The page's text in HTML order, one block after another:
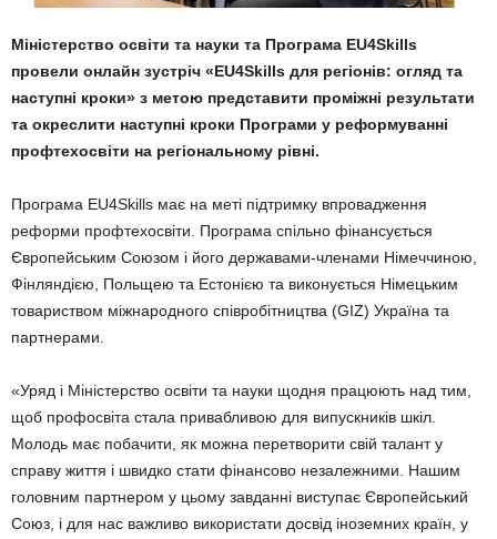
Міністерство освіти та науки та Програма EU4Skills
провели онлайн зустріч «EU4Skills для регіонів: огляд та
наступні кроки» з метою представити проміжні результати
та окреслити наступні кроки Програми у реформуванні
профтехосвіти на регіональному рівні.
Програма EU4Skills має на меті підтримку впровадження
реформи профтехосвіти. Програма спільно фінансується
Європейським Союзом і його державами-членами Німеччиною,
Фінляндією, Польщею та Естонією та виконується Німецьким
товариством міжнародного співробітництва (GIZ) Україна та
партнерами.
«Уряд і Міністерство освіти та науки щодня працюють над тим,
щоб профосвіта стала привабливою для випускників шкіл.
Молодь має побачити, як можна перетворити свій талант у
справу життя і швидко стати фінансово незалежними. Нашим
головним партнером у цьому завданні виступає Європейський
Союз, і для нас важливо використати досвід іноземних країн, у